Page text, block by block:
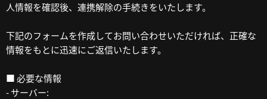
人情報を確認後、連携解除の手続きをいたします。
下記のフォームを作成してお問い合わせいただければ、正確な
情報をもとに迅速にご返信いたします。
■ 必要な情報
- サーバー: